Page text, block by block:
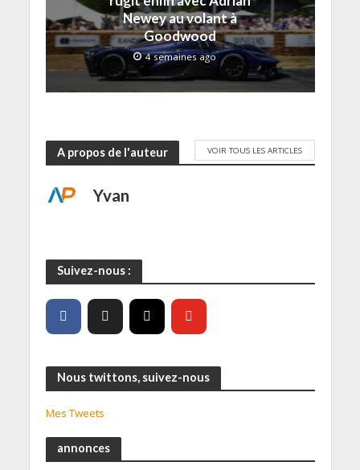
e
f
e
n
t
e
) ) e
)
Newey au volant à
Goodwood
4 semaines ago
A propos de l'auteur VOIR TOUS LES ARTICLES
Yvan
Suivez-nous :
Nous twittons, suivez-nous
Mes Tweets
annonces